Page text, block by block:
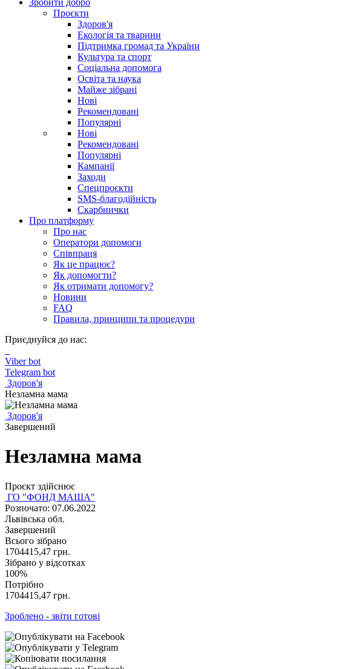
Зробити добро
Проєкти
Здоров'я
Екологія та тварини
Підтримка громад та України
Культура та спорт
Соціальна допомога
Освіта та наука
Майже зібрані
Нові
Рекомендовані
Популярні
Нові
Рекомендовані
Популярні
Кампанії
Заходи
Спецпроєкти
SMS-благодійність
Скарбнички
Про платформу
Про нас
Оператори допомоги
Співпраця
Як це працює?
Як допомогти?
Як отримати допомогу?
Новини
FAQ
Правила, принципи та процедури
Приєднуйся до нас:
Viber bot
Telegram bot
Здоров'я
Незламна мама
Здоров'я
Завершений
Незламна мама
Проєкт здійснює
ГО "ФОНД МАША"
Розпочато: 07.06.2022
Львівська обл.
Завершений
Всього зібрано
1704415,47 грн.
Зібрано у відсотках
100%
Потрібно
1704415,47 грн.
Зроблено - звіти готові